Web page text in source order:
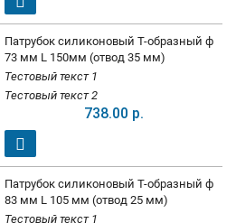
Патрубок силиконовый Т-образный ф
73 мм L 150мм (отвод 35 мм)
Тестовый текст 1
Тестовый текст 2
738.00 р.
Патрубок силиконовый Т-образный ф
83 мм L 105 мм (отвод 25 мм)
Тестовый текст 1